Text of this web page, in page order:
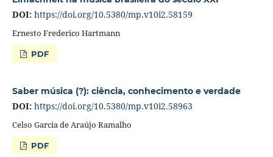
DOI: https://doi.org/10.5380/mp.v10i2.58159
Ernesto Frederico Hartmann
PDF
Saber música (?): ciência, conhecimento e verdade
DOI: https://doi.org/10.5380/mp.v10i2.58963
Celso Garcia de Araújo Ramalho
PDF